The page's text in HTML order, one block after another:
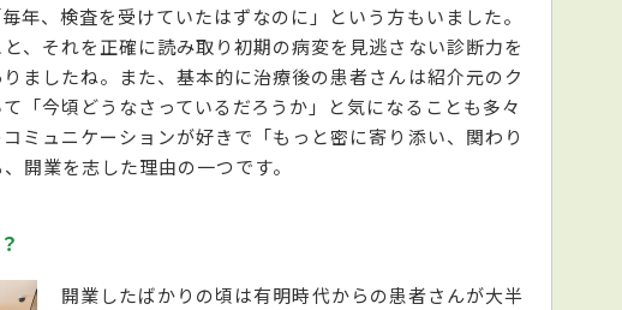
年、検査を受けていたはずなのに」という方もいました。
、それを正確に読み取り初期の病変を見逃さない診断力を
ましたね。また、基本的に治療後の患者さんは紹介元のク
「今頃どうなさっているだろうか」と気になることも多々
ミュニケーションが好きで「もっと密に寄り添い、関わり
開業を志した理由の一つです。
開業したばかりの頃は有明時代からの患者さんが大半